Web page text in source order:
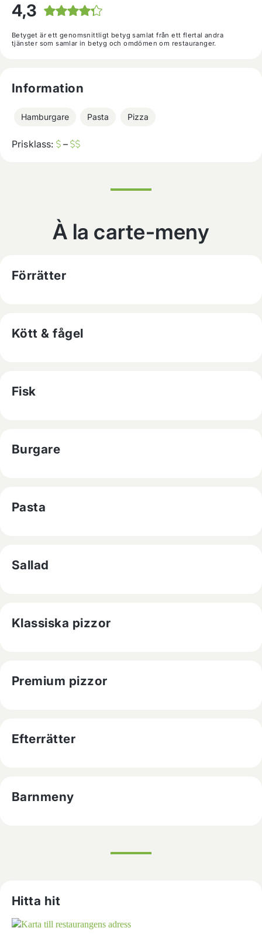
4,3
Betyget är ett genomsnittligt betyg samlat från ett flertal andra
tjänster som samlar in betyg och omdömen om restauranger.
Information
Hamburgare Pasta Pizza
Prisklass: –
À la carte-meny
Förrätter
Kött & fågel
Fisk
Burgare
Pasta
Sallad
Klassiska pizzor
Premium pizzor
Efterrätter
Barnmeny
Hitta hit